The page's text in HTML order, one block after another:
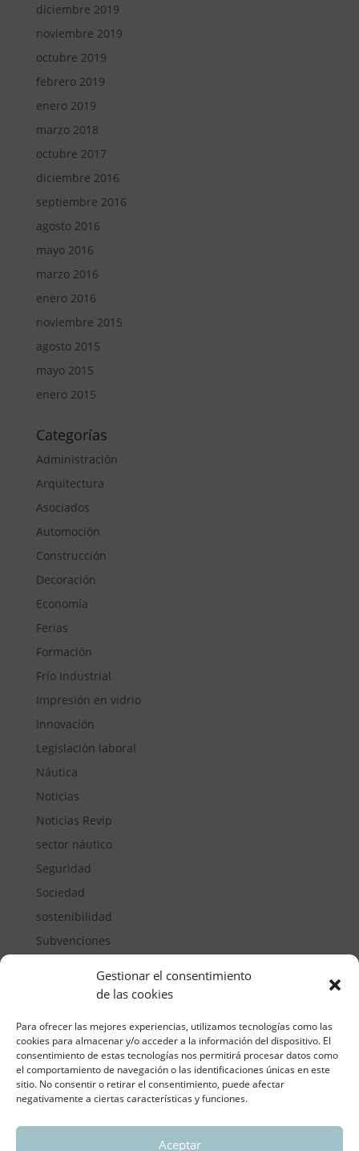
Gestionar el consentimiento
de las cookies
Para ofrecer las mejores experiencias, utilizamos tecnologías como las
cookies para almacenar y/o acceder a la información del dispositivo. El
consentimiento de estas tecnologías nos permitirá procesar datos como
el comportamiento de navegación o las identificaciones únicas en este
sitio. No consentir o retirar el consentimiento, puede afectar
negativamente a ciertas características y funciones.
Aceptar
diciembre 2019
noviembre 2019
octubre 2019
febrero 2019
enero 2019
marzo 2018
octubre 2017
diciembre 2016
septiembre 2016
agosto 2016
mayo 2016
marzo 2016
enero 2016
noviembre 2015
agosto 2015
mayo 2015
enero 2015
Categorías
Administración
Arquitectura
Asociados
Automoción
Construcción
Decoración
Economía
Ferias
Formación
Frío Industrial
Impresión en vidrio
Innovación
Legislación laboral
Náutica
Noticias
Noticias Revip
sector náutico
Seguridad
Sociedad
sostenibilidad
Subvenciones